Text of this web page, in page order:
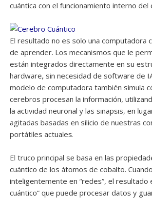
cuántica con el funcionamiento interno del
El resultado no es solo una computadora
de aprender. Los mecanismos que le
están integrados directamente en su
hardware, sin necesidad de software de
modelo de computadora también simula
cerebros procesan la información,
la actividad neuronal y las sinapsis, en
agitadas basadas en silicio de nuestras
portátiles actuales.
El truco principal se basa en las
cuántico de los átomos de cobalto.
inteligentemente en “redes”, el resultado
cuántico” que puede procesar datos y